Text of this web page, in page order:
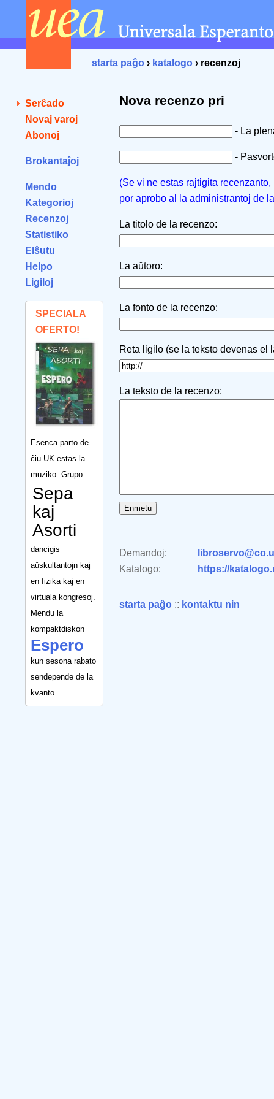
starta paĝo › katalogo › recenzoj
Serĉado
Novaj varoj
Abonoj
Brokantaĵoj
Mendo
Kategorioj
Recenzoj
Statistiko
Elŝutu
Helpo
Ligiloj
SPECIALA
OFERTO!
Esenca parto de
ĉiu UK estas la
muziko. Grupo
Sepa
kaj
Asorti
dancigis
aŭskultantojn kaj
en fizika kaj en
virtuala kongresoj.
Mendu la
kompaktdiskon
Espero
kun sesona rabato
sendepende de la
kvanto.
Nova recenzo pri
- La
-
(Se vi ne estas rajtigita
por aprobo al la administrantoj de
La titolo de la recenzo:
La aŭtoro:
La fonto de la recenzo:
Reta ligilo (se la teksto devenas el
La teksto de la recenzo:
Demandoj:
Katalogo:
https://
starta paĝo :: kontaktu nin